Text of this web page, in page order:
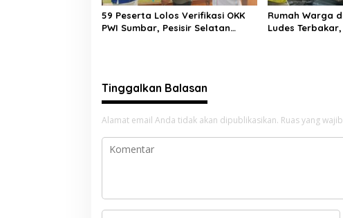
59 Peserta Lolos Verifikasi OKK
PWI Sumbar, Pesisir Selatan
Rumah Warga
Ludes
Tinggalkan Balasan
Alamat email Anda tidak akan dipublikasikan. Ruas yang